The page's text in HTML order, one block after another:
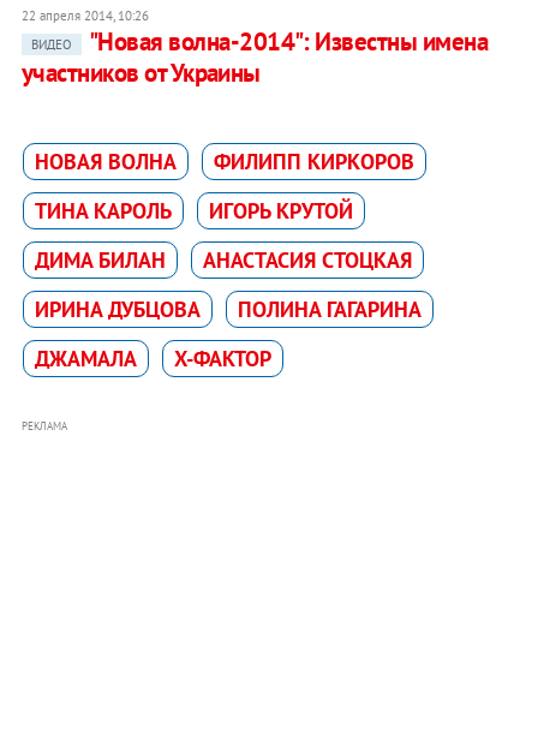
22 апреля 2014, 10:26
ВИДЕО
"Новая волна-2014": Известны имена
участников от Украины
НОВАЯ ВОЛНА
ФИЛИПП КИРКОРОВ
ТИНА КАРОЛЬ
ИГОРЬ КРУТОЙ
ДИМА БИЛАН
АНАСТАСИЯ СТОЦКАЯ
ИРИНА ДУБЦОВА
ПОЛИНА ГАГАРИНА
ДЖАМАЛА
Х-ФАКТОР
РЕКЛАМА